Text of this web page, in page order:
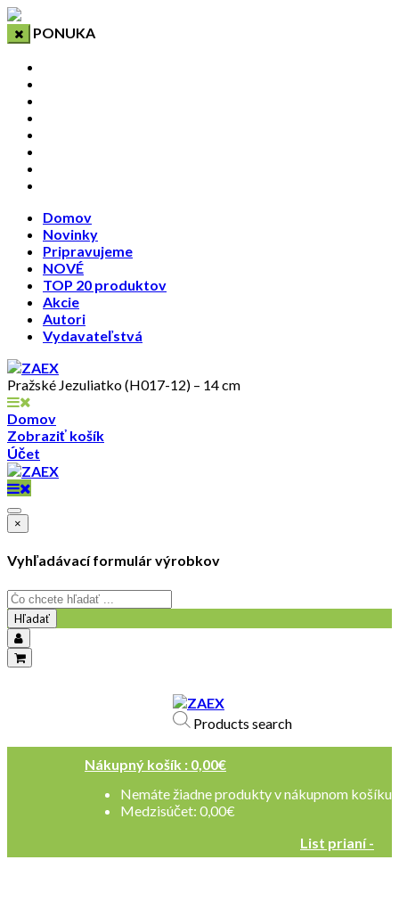
PONUKA
Domov
Novinky
Pripravujeme
NOVÉ
TOP 20 produktov
Akcie
Autori
Vydavateľstvá
Pražské Jezuliatko (H017-12) – 14 cm
Domov
Zobraziť košík
Účet
×
Vyhľadávací formulár výrobkov
Hľadať
Nákupný košík : 0,00€
Nemáte žiadne produkty v nákupnom košíku
Medzisúčet: 0,00€
List prianí -
Products search